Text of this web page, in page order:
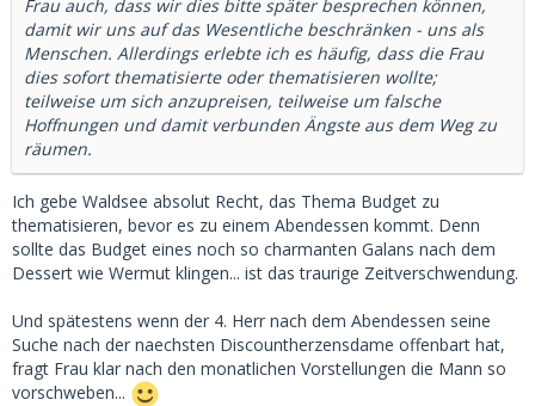
Frau auch, dass wir dies bitte später besprechen können,
damit wir uns auf das Wesentliche beschränken - uns als
Menschen. Allerdings erlebte ich es häufig, dass die Frau
dies sofort thematisierte oder thematisieren wollte;
teilweise um sich anzupreisen, teilweise um falsche
Hoffnungen und damit verbunden Ängste aus dem Weg zu
räumen.
Ich gebe Waldsee absolut Recht, das Thema Budget zu
thematisieren, bevor es zu einem Abendessen kommt. Denn
sollte das Budget eines noch so charmanten Galans nach dem
Dessert wie Wermut klingen... ist das traurige Zeitverschwendung.
Und spätestens wenn der 4. Herr nach dem Abendessen seine
Suche nach der naechsten Discountherzensdame offenbart hat,
fragt Frau klar nach den monatlichen Vorstellungen die Mann so
vorschweben...